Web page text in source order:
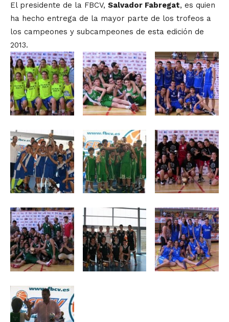
El presidente de la FBCV, Salvador Fabregat, es quien
ha hecho entrega de la mayor parte de los trofeos a
los campeones y subcampeones de esta edición de
2013.